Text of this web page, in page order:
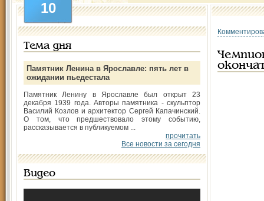
10
Тема дня
Памятник Ленина в Ярославле: пять лет в
ожидании пьедестала
Памятник Ленину в Ярославле был открыт 23
декабря 1939 года. Авторы памятника - скульптор
Василий Козлов и архитектор Сергей Капачинский.
О том, что предшествовало этому событию,
рассказывается в публикуемом ...
прочитать
Все новости за сегодня
Видео